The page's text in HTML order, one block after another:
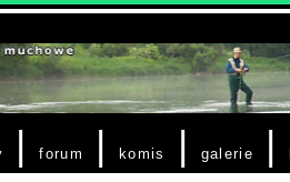
|forum | komis | galerie |